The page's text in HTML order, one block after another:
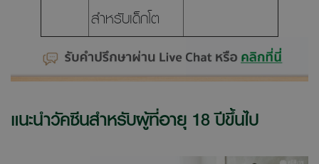
สำหรับเด็กโต
แนะนำวัคซีนสำหรับผู้ที่อายุ 18 ปีขึ้นไป